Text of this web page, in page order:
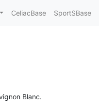
CeliacBase SportSBase
Blanc.